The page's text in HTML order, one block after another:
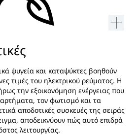
ψυγεία και καταψύκτες βοηθούν
τιμές του ηλεκτρικού ρεύματος. Η
την εξοικονόμηση ενέργειας που
τον φωτισμό και τα
αποδοτικές συσκευές της σειράς
αποδεικνύουν πώς αυτό επιδρά
λειτουργίας.